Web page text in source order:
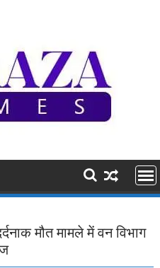
मौत मामले में वन विभाग